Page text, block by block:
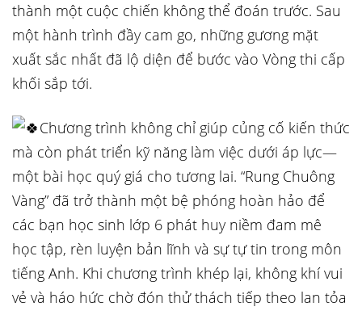
thành một cuộc chiến không thể đoán trước. Sau
một hành trình đầy cam go, những gương mặt
xuất sắc nhất đã lộ diện để bước vào Vòng thi cấp
khối sắp tới.
Chương trình không chỉ giúp củng cố kiến thức
mà còn phát triển kỹ năng làm việc dưới áp lực—
một bài học quý giá cho tương lai. “Rung Chuông
Vàng” đã trở thành một bệ phóng hoàn hảo để
các bạn học sinh lớp 6 phát huy niềm đam mê
học tập, rèn luyện bản lĩnh và sự tự tin trong môn
tiếng Anh. Khi chương trình khép lại, không khí vui
vẻ và háo hức chờ đón thử thách tiếp theo lan tỏa